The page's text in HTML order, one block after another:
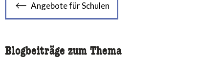
Angebote für Schulen
Blogbeiträge zum Thema